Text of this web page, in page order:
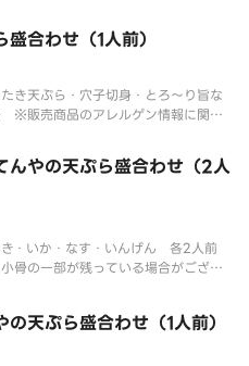
ん。※カトラリーのご用意は、割り
合わせ（1人前）
き天ぷら・穴子切身・とろ～り旨な
※販売商品のアレルゲン情報に関し
い。※盛合わせの天ぷらの具は交換で
トラリーのご用意は、割りばしのみ
んやの天ぷら盛合わせ（2人
き・いか・なす・いんげん 各2人前
骨の一部が残っている場合がござい
ン情報に関しましては天丼てんやオ
ムページにてご
天ぷら盛合わせ（1人前）